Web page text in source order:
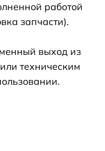
работой
запчасти).
выход из
техническим